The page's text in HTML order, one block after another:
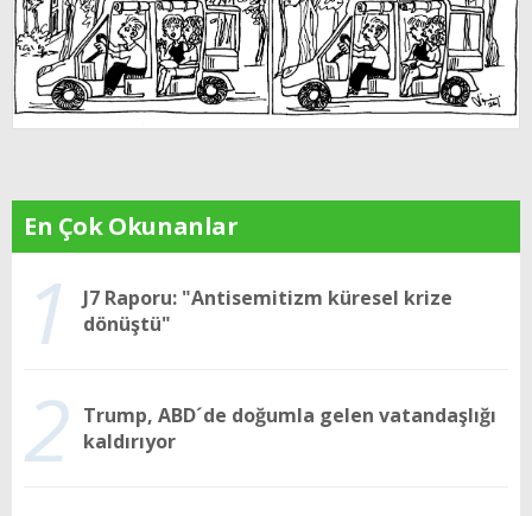
En Çok Okunanlar
1
J7 Raporu: "Antisemitizm küresel krize
dönüştü"
2 Trump, ABD´de doğumla gelen vatandaşlığı
kaldırıyor